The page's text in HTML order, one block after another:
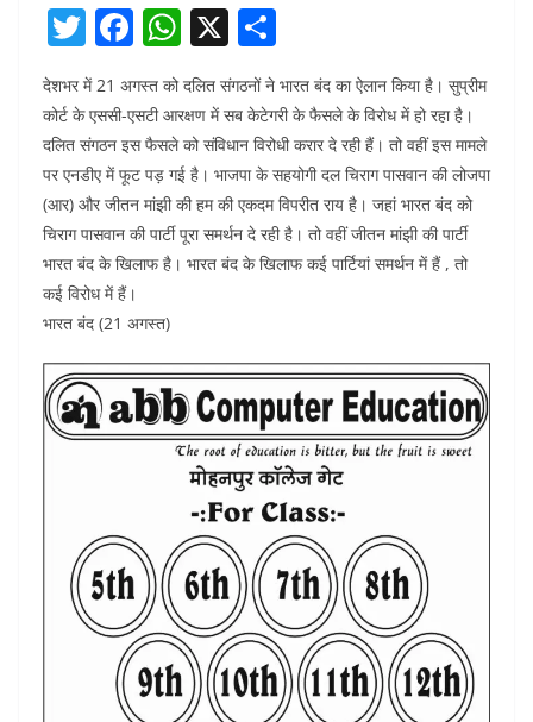
T
w
itt
er
F
c
e
b
o
o
k
W
h
at
s
A
p
p
X
ar
e
देशभर में 21 अगस्त को दलित संगठनों ने भारत बंद का ऐलान किया है। सुप्रीम
कोर्ट के एससी-एसटी आरक्षण में सब केटेगरी के फैसले के विरोध में हो रहा है।
दलित संगठन इस फैसले को संविधान विरोधी करार दे रही हैं। तो वहीं इस मामले
पर एनडीए में फूट पड़ गई है। भाजपा के सहयोगी दल चिराग पासवान की लोजपा
(आर) और जीतन मांझी की हम की एकदम विपरीत राय है। जहां भारत बंद को
चिराग पासवान की पार्टी पूरा समर्थन दे रही है। तो वहीं जीतन मांझी की पार्टी
भारत बंद के खिलाफ है। भारत बंद के खिलाफ कई पार्टियां समर्थन में हैं , तो
कई विरोध में हैं।
भारत बंद (21 अगस्त)